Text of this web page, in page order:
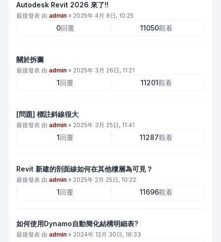
Autodesk Revit 2026 來了!!
最後發表 由 admin » 2025年 4月 8日, 10:25
0回覆 11050觀看
關於拆圖
最後發表 由 admin » 2025年 3月 26日, 11:21
1回覆 11201觀看
[問題] 標註斜線很大
最後發表 由 admin » 2025年 3月 25日, 11:41
1回覆 11287觀看
Revit 新建的剖面線如何在其他樓層為可見？
最後發表 由 admin » 2025年 2月 25日, 10:22
1回覆 11696觀看
如何使用Dynamo自動簡化結構明細表?
最後發表 由 admin » 2024年 12月 30日, 18:33